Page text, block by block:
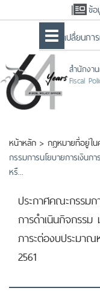
ข้
เปลื่ยนกา
สำนักงา
Fiscal
หน้าหลัก > กฎหมายที่อยู่ใ
กรรมการนโยบายการเงินก
หรื...
ประกาศคณะกรรมก
การดําเนินกิจกรรม
ภาระต่องบประมา
2561